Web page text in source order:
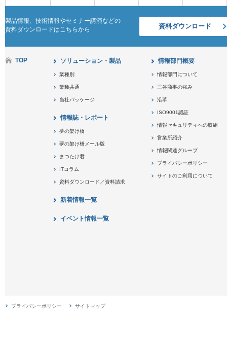
製品情報、技術情報やセミナー講演などの
資料ダウンロードはこちらから
資料ダウンロード
TOP ソリューション・製品
業種別
業種共通
当社パッケージ
情報誌・レポート
夢の架け橋
夢の架け橋メール版
まつたけ君
ITコラム
資料ダウンロード／資料請求
新着情報一覧
イベント情報一覧
情報部門概要
情報部門について
三谷商事の強み
沿革
ISO9001認証
情報セキュリティへの取組
営業所紹介
情報関連グループ
プライバシーポリシー
サイトのご利用について
プライバシーポリシー サイトマップ